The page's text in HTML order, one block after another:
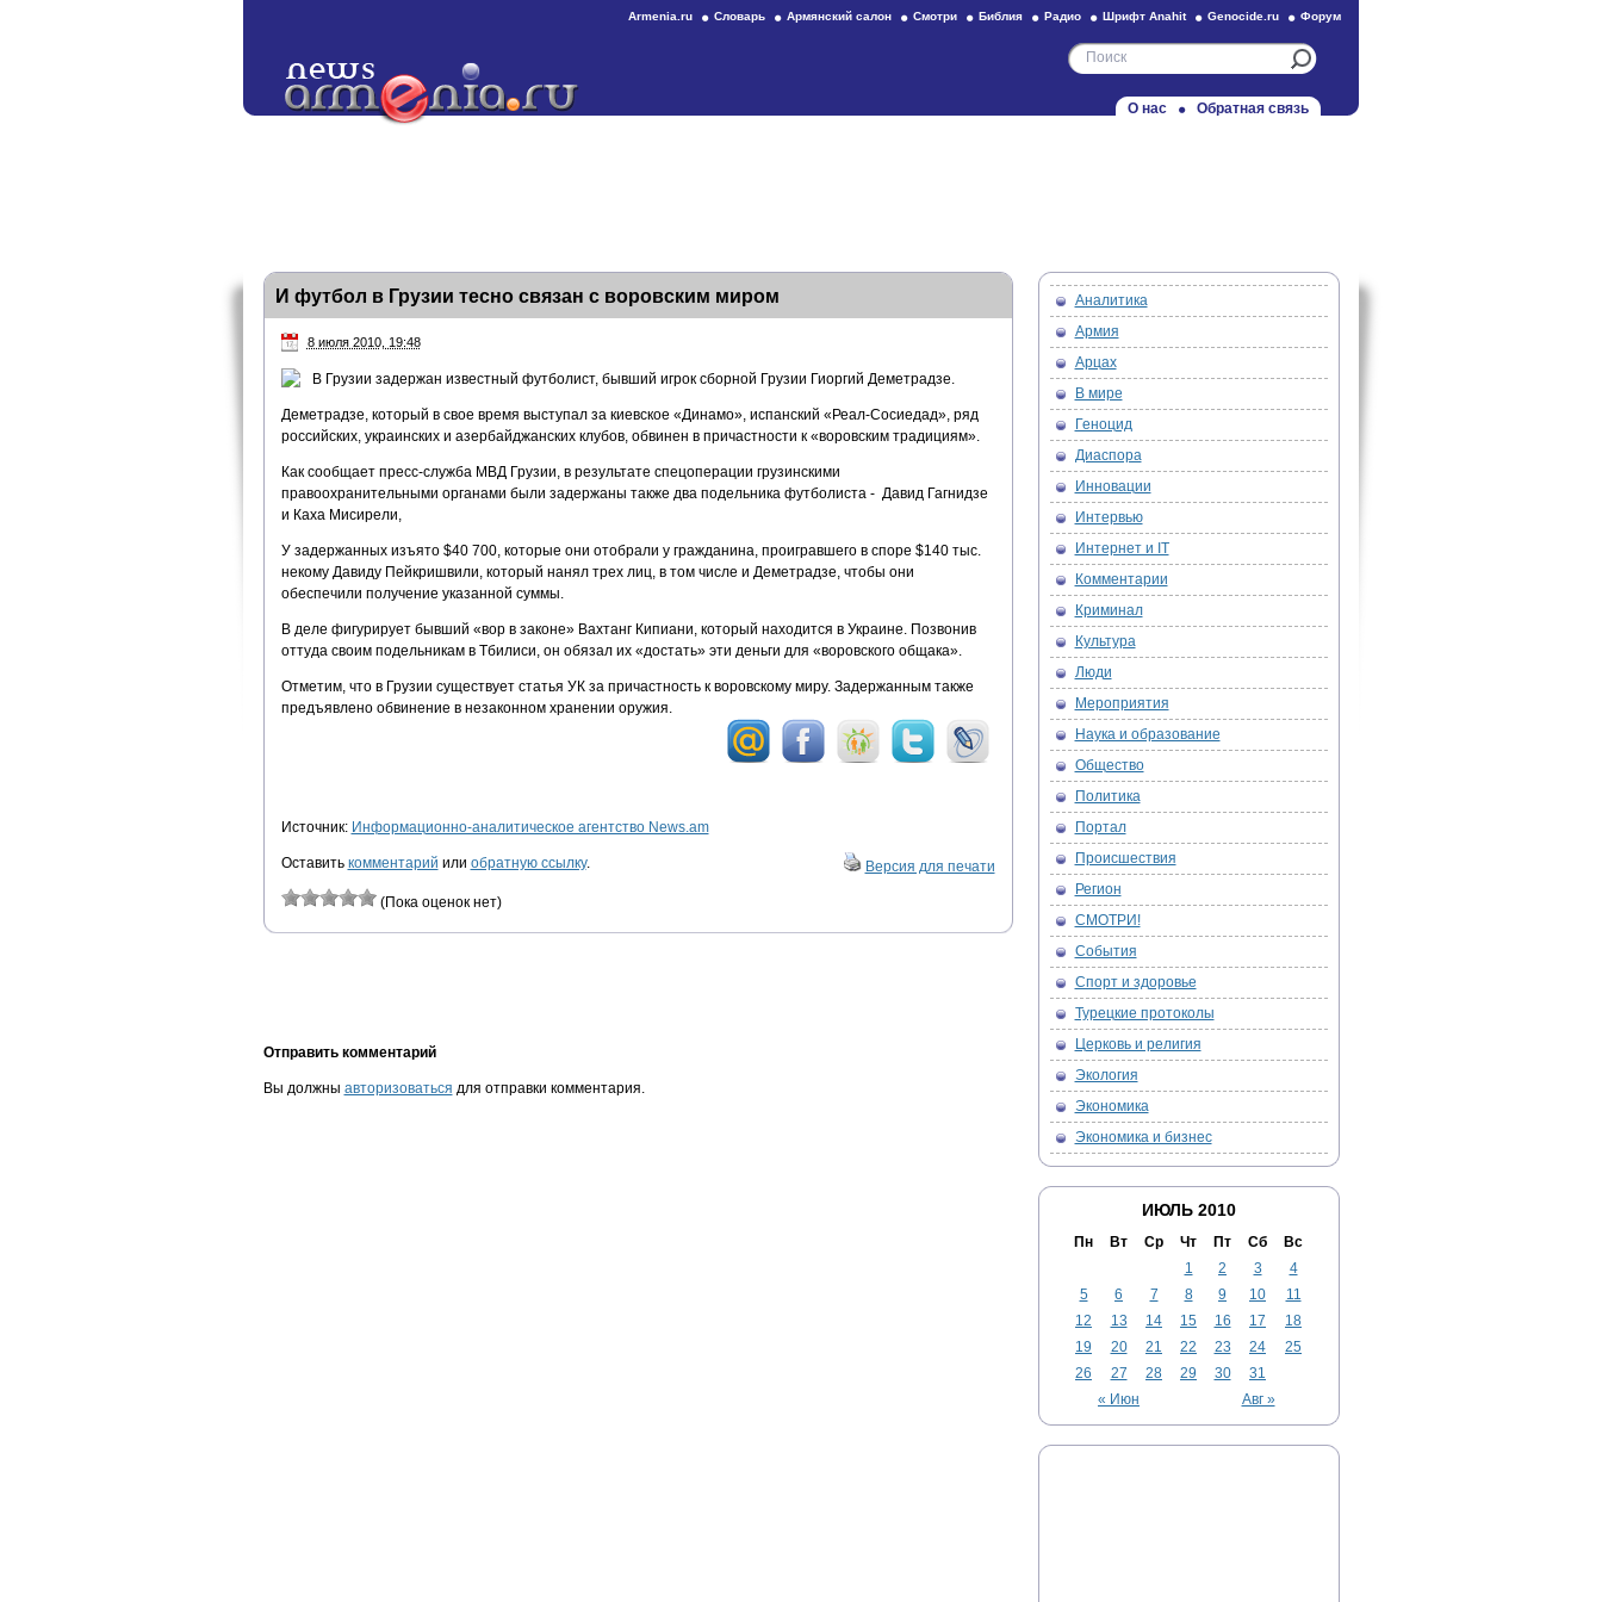
Armenia.ru Словарь Армянский салон Смотри Библия Радио Шрифт Anahit Genocide.ru Форум
О нас Обратная связь
И футбол в Грузии тесно связан с воровским миром
8 июля 2010, 19:48
В Грузии задержан известный футболист, бывший игрок сборной Грузии Гиоргий Деметрадзе.
Деметрадзе, который в свое время выступал за киевское «Динамо», испанский «Реал-Сосиедад», ряд
российских, украинских и азербайджанских клубов, обвинен в причастности к «воровским традициям».
Как сообщает пресс-служба МВД Грузии, в результате спецоперации грузинскими
правоохранительными органами были задержаны также два подельника футболиста - Давид Гагнидзе
и Каха Мисирели,
У задержанных изъято $40 700, которые они отобрали у гражданина, проигравшего в споре $140 тыс.
некому Давиду Пейкришвили, который нанял трех лиц, в том числе и Деметрадзе, чтобы они
обеспечили получение указанной суммы.
В деле фигурирует бывший «вор в законе» Вахтанг Кипиани, который находится в Украине. Позвонив
оттуда своим подельникам в Тбилиси, он обязал их «достать» эти деньги для «воровского общака».
Отметим, что в Грузии существует статья УК за причастность к воровскому миру. Задержанным также
предъявлено обвинение в незаконном хранении оружия.
Источник: Информационно-аналитическое агентство News.am
Оставить комментарий или обратную ссылку. Версия для печати
(Пока оценок нет)
Отправить комментарий
Вы должны авторизоваться для отправки комментария.
Аналитика
Армия
Арцах
В мире
Геноцид
Диаспора
Инновации
Интервью
Интернет и IT
Комментарии
Криминал
Культура
Люди
Мероприятия
Наука и образование
Общество
Политика
Портал
Происшествия
Регион
СМОТРИ!
События
Спорт и здоровье
Турецкие протоколы
Церковь и религия
Экология
Экономика
Экономика и бизнес
ИЮЛЬ 2010
Пн Вт Ср Чт Пт Сб Вс
« Июн Авг »
1 2 3
4
5
6 7 8 9 10
11
12
13 14 15 16 17
18
19
20 21 22 23 24
25
26
27 28 29 30 31